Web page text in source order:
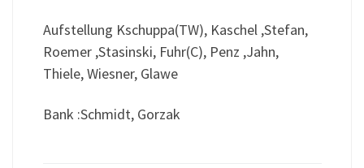
Aufstellung Kschuppa(TW), Kaschel ,Stefan,
Roemer ,Stasinski, Fuhr(C), Penz ,Jahn,
Thiele, Wiesner, Glawe
Bank :Schmidt, Gorzak